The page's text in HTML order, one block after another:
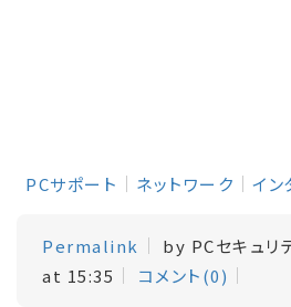
PCサポート ネットワーク イン
Permalink
by PCセキュリ
at 15:35
コメント(0)